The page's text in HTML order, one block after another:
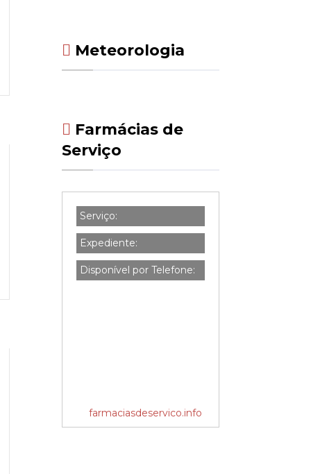
Meteorologia
Farmácias de
Serviço
Serviço:
Expediente:
Disponível por Telefone:
farmaciasdeservico.info